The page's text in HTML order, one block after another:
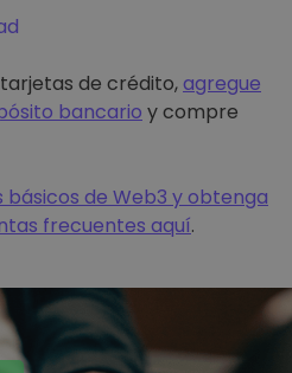
de crédito,agregue
bancario y compre
de Web3 y obtenga
frecuentes aquí.